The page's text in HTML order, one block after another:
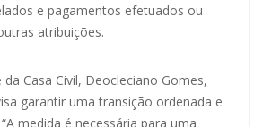
e pagamentos efetuados ou
atribuições.
Casa Civil, Deocleciano Gomes,
garantir uma transição ordenada e
medida é necessária para uma